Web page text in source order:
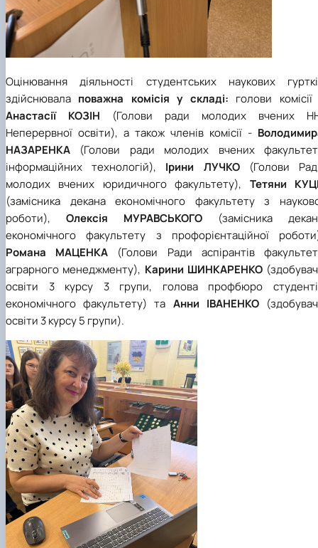
Оцінювання діяльності студентських наукових
здійснювала поважна комісія у складі: голови
Анастасії КОЗІН (Голови ради молодих вчених
Неперервної освіти), а також членів комісії -
НАЗАРЕНКА (Голови ради молодих вчених
інформаційних технологій), Ірини ЛУЧКО
(Голови
молодих вчених юридичного факультету), Тетяни
(замісника декана економічного факультету з
роботи), Олексія МУРАВСЬКОГО (замісника
економічного факультету з профорієнтаційної
Романа МАЦЕНКА (Голови Ради аспірантів
аграрного менеджменту), Карини ШИНКАРЕНКО
освіти 3 курсу 3 групи, голова профбюро
економічного факультету) та Анни ІВАНЕНКО
освіти 3 курсу 5 групи).